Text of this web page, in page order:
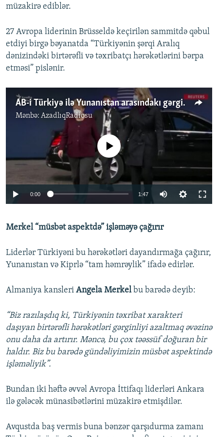
müzakirə ediblər.
27 Avropa liderinin Brüsseldə keçirilən sammitdə qəbul
etdiyi birgə bəyanatda “Türkiyənin şərqi Aralıq
dənizindəki birtərəfli və təxribatçı hərəkətlərini bərpa
etməsi” pislənir.
AB-i Türkiyə ilə Yunanıstan arasındakı gərginliyi müzakirə edir
Mənbə: AzadlıqRadiosu
720p 1080p
No media source currently available
0:00 1:47
720p
Merkel “müsbət aspektdə” işləməyə çağırır
Liderlər Türkiyəni bu hərəkətləri dayandırmağa çağırır,
Yunanıstan və Kiprlə “tam həmrəylik” ifadə edirlər.
Almaniya kansleri Angela Merkelbu barədə deyib:
“Biz razılaşdıq ki, Türkiyənin təxribat xarakteri
daşıyan birtərəfli hərəkətləri gərginliyi azaltmaq əvəzinə
onu daha da artırır. Məncə, bu çox təəssüf doğuran bir
haldır. Biz bu barədə gündəliyimizin müsbət aspektində
işləməliyik”.
Bundan iki həftə əvvəl Avropa İttifaqı liderləri Ankara
ilə gələcək münasibətlərini müzakirə etmişdilər.
Avqustda baş vermis buna bənzər qarşıdurma zamanı